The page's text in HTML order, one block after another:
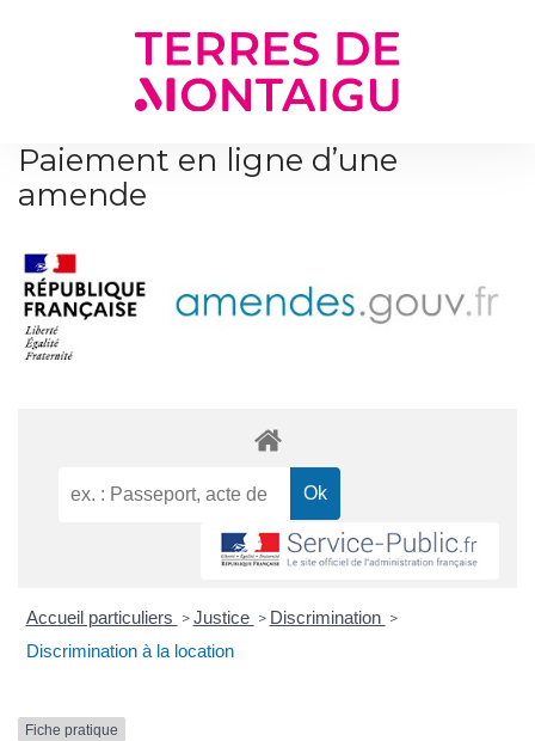
Paiement en ligne d’une
amende
Accueil particuliers > Justice > Discrimination >
Discrimination à la location
Fiche pratique